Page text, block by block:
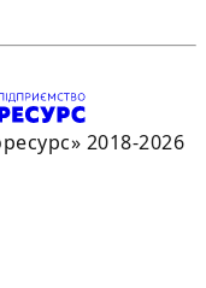
2018-2026